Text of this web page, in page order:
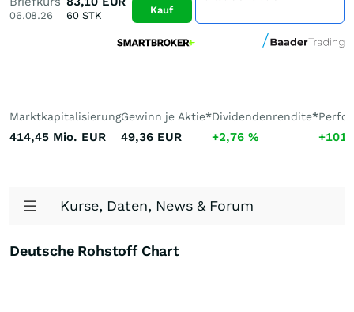
06.08.26 60 STK Kauf
Marktkapitalisierung
414,45 Mio. EUR
Gewinn je Aktie*
49,36 EUR
Dividendenrendite*
+2,76 %
Kurse, Daten, News & Forum
Deutsche Rohstoff Chart